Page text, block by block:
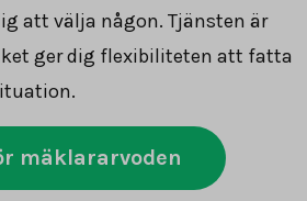
att välja någon. Tjänsten är
ger dig flexibiliteten att fatta
mäklararvoden